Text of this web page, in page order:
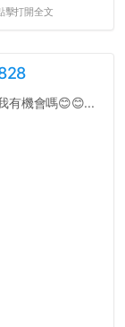
擊打開全文
有機會嗎😊😊...